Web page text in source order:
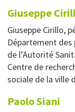
Giuseppe
Giuseppe Cirillo,
Département
de l’Autorité
Centre de
sociale de la ville
PaoloSiani